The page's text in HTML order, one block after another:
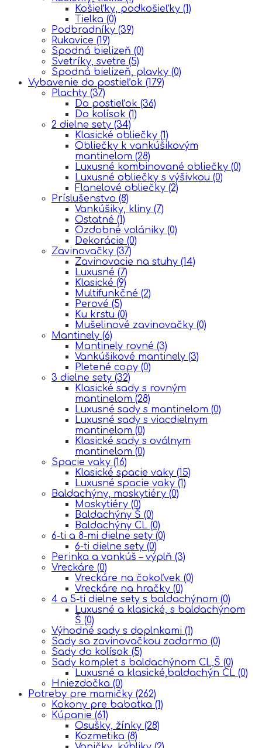
Košieľky, podkošieľky (1)
Tielka (0)
Podbradníky (39)
Rukavice (19)
Spodná bielizeň (0)
Svetríky, svetre (5)
Spodná bielizeň, plavky (0)
Vybavenie do postieľok (179)
Plachty (37)
Do postieľok (36)
Do kolísok (1)
2 dielne sety (34)
Klasické obliečky (1)
Obliečky k vankúšikovým
mantinelom (28)
Luxusné kombinované obliečky (0)
Luxusné obliečky s výšivkou (0)
Flanelové obliečky (2)
Príslušenstvo (8)
Vankúšiky, kliny (7)
Ostatné (1)
Ozdobné volániky (0)
Dekorácie (0)
Zavinovačky (37)
Zavinovacie na stuhy (14)
Luxusné (7)
Klasické (9)
Multifunkčné (2)
Perové (5)
Ku krstu (0)
Mušelinové zavinovačky (0)
Mantinely (6)
Mantinely rovné (3)
Vankúšikové mantinely (3)
Pletené copy (0)
3 dielne sety (32)
Klasické sady s rovným
mantinelom (28)
Luxusné sady s mantinelom (0)
Luxusné sady s viacdielnym
mantinelom (0)
Klasické sady s oválnym
mantinelom (0)
Spacie vaky (16)
Klasické spacie vaky (15)
Luxusné spacie vaky (1)
Baldachýny, moskytiéry (0)
Moskytiéry (0)
Baldachýny Š (0)
Baldachýny CL (0)
6-ti a 8-mi dielne sety (0)
6-ti dielne sety (0)
Perinka a vankúš – výplň (3)
Vreckáre (0)
Vreckáre na čokoľvek (0)
Vreckáre na hračky (0)
4 a 5-ti dielne sety s baldachýnom (0)
Luxusné a klasické, s baldachýnom
Š (0)
Výhodné sady s doplnkami (1)
Sady sa zavinovačkou zadarmo (0)
Sady do kolísok (5)
Sady komplet s baldachýnom CL,Š (0)
Luxusné a klasické,baldachýn CL (0)
Hniezdočka (0)
Potreby pre mamičky (262)
Kokony pre babatka (1)
Kúpanie (61)
Osušky, žínky (28)
Kozmetika (8)